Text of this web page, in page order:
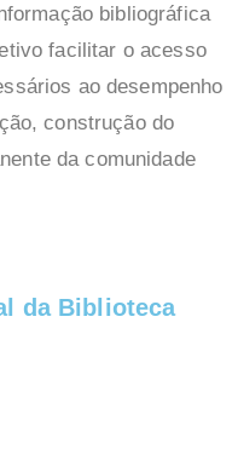
bibliográfica
facilitar o acesso
ao desempenho
construção do
da comunidade
da Biblioteca